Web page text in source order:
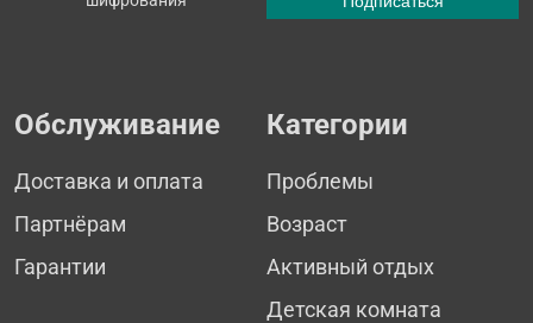
Обслуживание
Доставка и оплата
Партнёрам
Гарантии
Категории
Проблемы
Возраст
Активный отдых
Детская комната